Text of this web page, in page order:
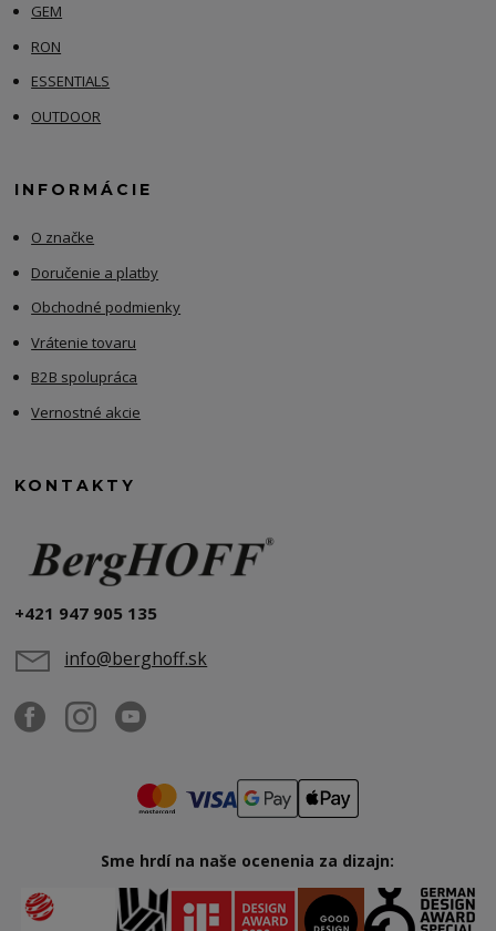
GEM
RON
ESSENTIALS
OUTDOOR
INFORMÁCIE
O značke
Doručenie a platby
Obchodné podmienky
Vrátenie tovaru
B2B spolupráca
Vernostné akcie
KONTAKTY
+421 947 905 135
info@berghoff.sk
Sme hrdí na naše ocenenia za dizajn: